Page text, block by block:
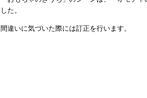
した。
間違いに気づいた際には訂正を行います。